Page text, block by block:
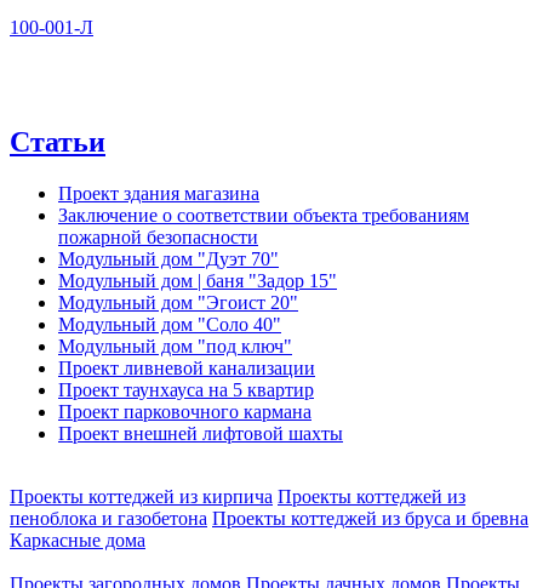
100-001-Л
Статьи
Проект здания магазина
Заключение о соответствии объекта требованиям
пожарной безопасности
Модульный дом "Дуэт 70"
Модульный дом | баня "Задор 15"
Модульный дом "Эгоист 20"
Модульный дом "Соло 40"
Модульный дом "под ключ"
Проект ливневой канализации
Проект таунхауса на 5 квартир
Проект парковочного кармана
Проект внешней лифтовой шахты
Проекты коттеджей из кирпича Проекты коттеджей из
пеноблока и газобетона Проекты коттеджей из бруса и бревна
Каркасные дома
Проекты загородных домов Проекты дачных домов Проекты